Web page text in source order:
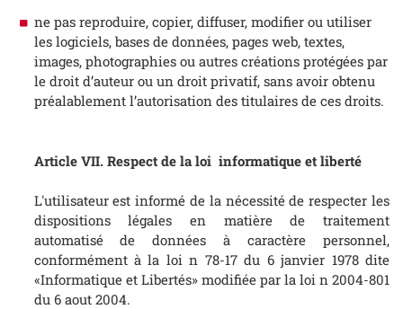
ne pas reproduire, copier, diffuser, modifier ou utiliser
les logiciels, bases de données, pages web, textes,
images, photographies ou autres créations protégées par
le droit d’auteur ou un droit privatif, sans avoir obtenu
préalablement l’autorisation des titulaires de ces droits.
Article VII. Respect de la loi informatique et liberté
L'utilisateur est informé de la nécessité de respecter les
dispositions légales en matière de traitement
automatisé de données à caractère personnel,
conformément à la loi n 78-17 du 6 janvier 1978 dite
«Informatique et Libertés» modifiée par la loi n 2004-801
du 6 aout 2004.